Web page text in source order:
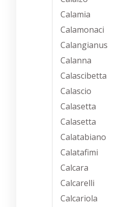
Calamia
Calamonaci
Calangianus
Calanna
Calascibetta
Calascio
Calasetta
Calasetta
Calatabiano
Calatafimi
Calcara
Calcarelli
Calcariola